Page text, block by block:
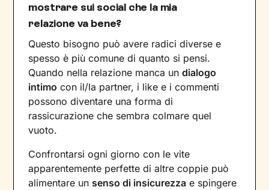
mostrare sui social che la mia
relazione va bene?
Questo bisogno può avere radici diverse e
spesso è più comune di quanto si pensi.
Quando nella relazione manca undialogo
intimo con il/la partner, i like e i commenti
possono diventare una forma di
rassicurazione che sembra colmare quel
vuoto.
Confrontarsi ogni giorno con le vite
apparentemente perfette di altre coppie può
alimentare un senso di insicurezza e spingere